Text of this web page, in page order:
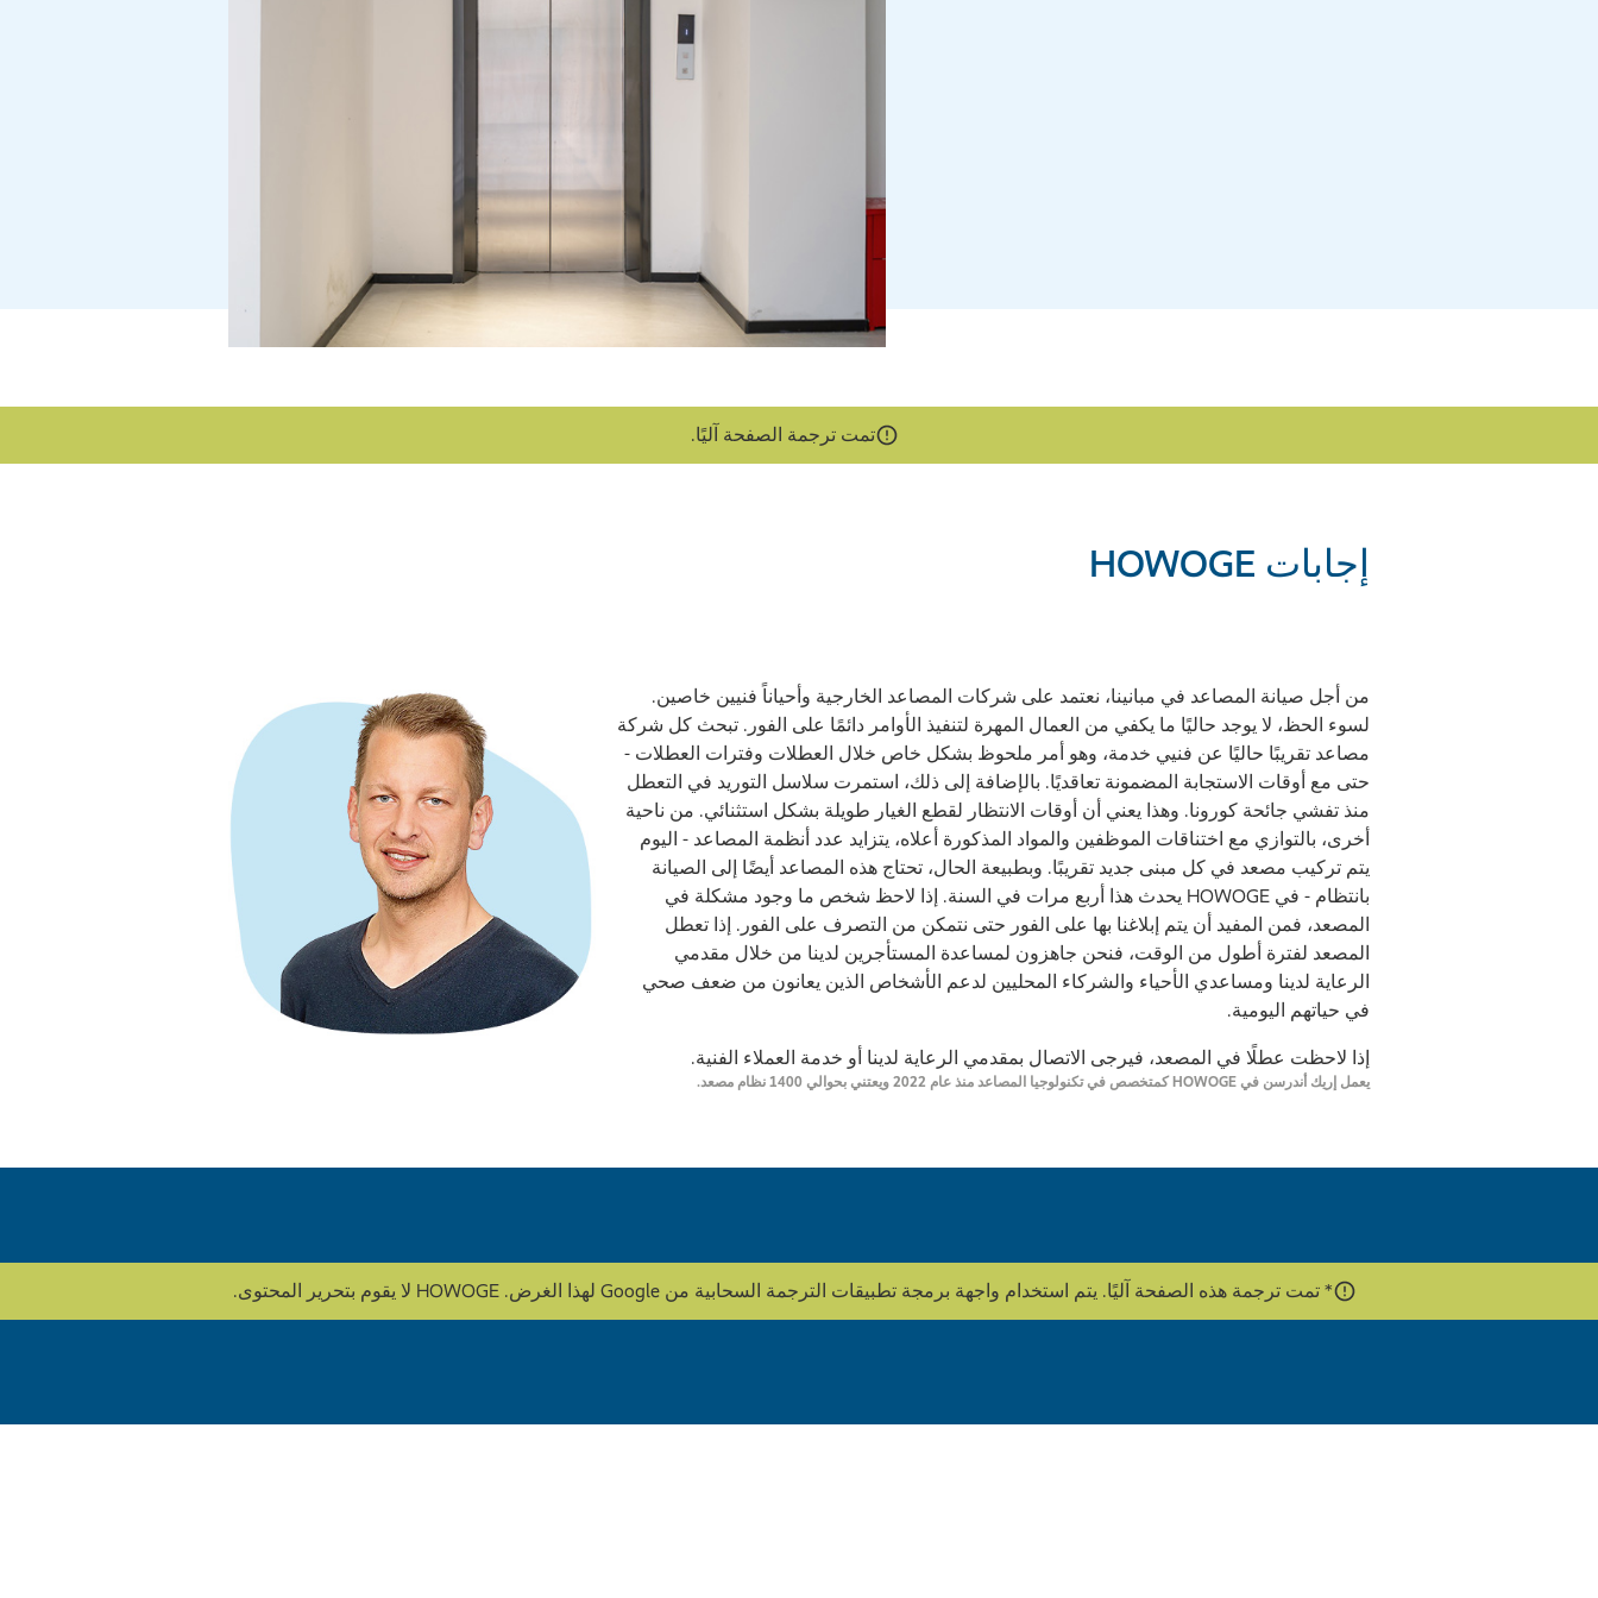
تمت ترجمة الصفحة آليًا.
إجابات HOWOGE
من أجل صيانة المصاعد في مبانينا، نعتمد على شركات المصاعد الخارجية وأحياناً فنيين خاصين.
لسوء الحظ، لا يوجد حاليًا ما يكفي من العمال المهرة لتنفيذ الأوامر دائمًا على الفور. تبحث كل شركة
مصاعد تقريبًا حاليًا عن فنيي خدمة، وهو أمر ملحوظ بشكل خاص خلال العطلات وفترات العطلات -
حتى مع أوقات الاستجابة المضمونة تعاقديًا. بالإضافة إلى ذلك، استمرت سلاسل التوريد في التعطل
منذ تفشي جائحة كورونا. وهذا يعني أن أوقات الانتظار لقطع الغيار طويلة بشكل استثنائي. من ناحية
أخرى، بالتوازي مع اختناقات الموظفين والمواد المذكورة أعلاه، يتزايد عدد أنظمة المصاعد - اليوم
يتم تركيب مصعد في كل مبنى جديد تقريبًا. وبطبيعة الحال، تحتاج هذه المصاعد أيضًا إلى الصيانة
بانتظام - في HOWOGE يحدث هذا أربع مرات في السنة. إذا لاحظ شخص ما وجود مشكلة في
المصعد، فمن المفيد أن يتم إبلاغنا بها على الفور حتى نتمكن من التصرف على الفور. إذا تعطل
المصعد لفترة أطول من الوقت، فنحن جاهزون لمساعدة المستأجرين لدينا من خلال مقدمي
الرعاية لدينا ومساعدي الأحياء والشركاء المحليين لدعم الأشخاص الذين يعانون من ضعف صحي
في حياتهم اليومية.
إذا لاحظت عطلًا في المصعد، فيرجى الاتصال بمقدمي الرعاية لدينا أو خدمة العملاء الفنية.
يعمل إريك أندرسن في HOWOGE كمتخصص في تكنولوجيا المصاعد منذ عام 2022 ويعتني بحوالي 1400 نظام مصعد.
* تمت ترجمة هذه الصفحة آليًا. يتم استخدام واجهة برمجة تطبيقات الترجمة السحابية من Google لهذا الغرض. HOWOGE لا يقوم بتحرير المحتوى.